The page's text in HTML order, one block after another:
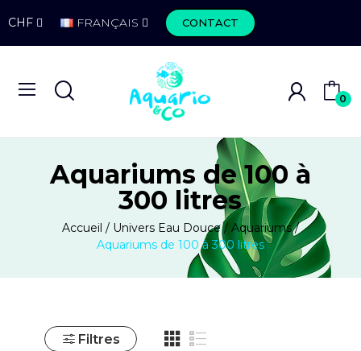
CHF FRANÇAIS CONTACT
0
Aquariums de 100 à
300 litres
Accueil Univers Eau Douce
Aquariums
Aquariums de 100 à 300 litres
Filtres